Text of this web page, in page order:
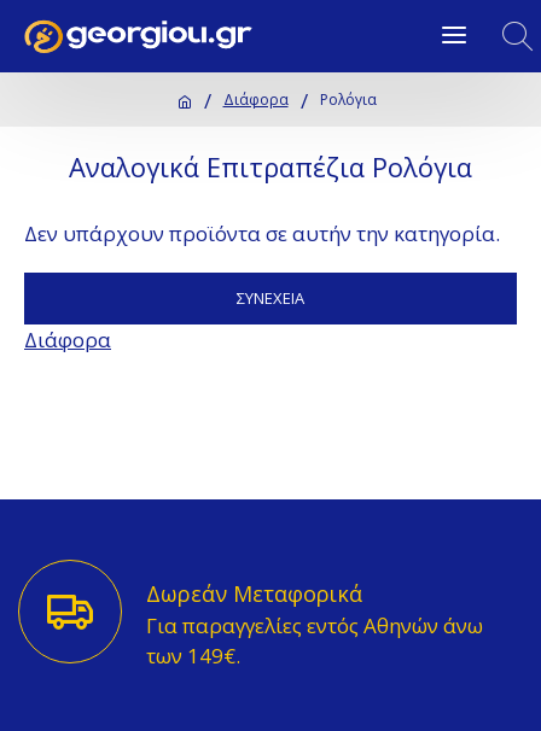
Διάφορα Ρολόγια
Αναλογικά Επιτραπέζια Ρολόγια
Δεν υπάρχουν προϊόντα σε αυτήν την κατηγορία.
ΣΥΝΈΧΕΙΑ
Διάφορα
Δωρεάν Μεταφορικά
Για παραγγελίες εντός Αθηνών άνω
των 149€.